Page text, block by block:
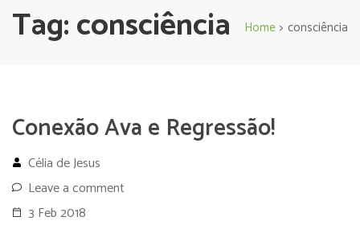
Tag:consciência Home > consciência
Conexão Ava e Regressão!
Célia de Jesus
Leave a comment
3 Feb 2018